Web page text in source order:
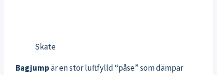
Skate
Bagjumpär en stor luftfylld “påse” som dämpar